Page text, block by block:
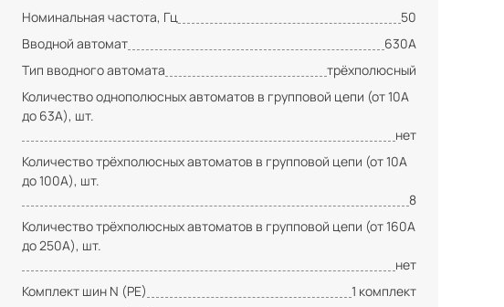
Номинальная частота, Гц
50
Вводной автомат
630А
Тип вводного автомата
трёхполюсный
Количество однополюсных автоматов в групповой цепи (от 10А
до 63А), шт.
нет
Количество трёхполюсных автоматов в групповой цепи (от 10А
до 100А), шт.
8
Количество трёхполюсных автоматов в групповой цепи (от 160А
до 250А), шт.
нет
Комплект шин N (PE)
1 комплект